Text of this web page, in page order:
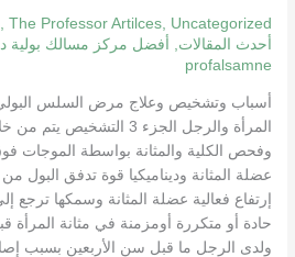
, The Professor Artilces, Uncategorized
أحدث المقالات, أفضل مركز مسالك بولية
profalsamne
أسباب وتشخيص وعلاج مرض السلس
المرأة والرجل الجزء 3
وفحص الكلية والمثانة بواسطة الموجات
عضلة المثانة وديناميكيا قوة تدفق البول
إرتفاع فعالية عضلة المثانة وسمكها ترجع
حادة أو متكررة أومزمنة في مثانة المرأة
ولدى الرجل ما قبل سن الأربعين بسبب